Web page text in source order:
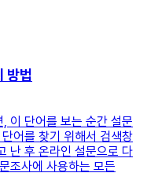
방법
이 단어를 보는 순간 설문
어를 찾기 위해서 검색창
난 후 온라인 설문으로 다
조사에 사용하는 모든